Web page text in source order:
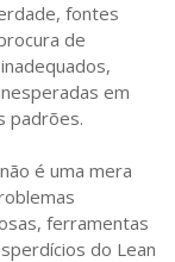
fontes
de
em
padrões.
é uma mera
ferramentas
do Lean